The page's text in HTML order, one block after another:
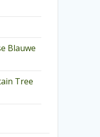
Blauwe
Tree